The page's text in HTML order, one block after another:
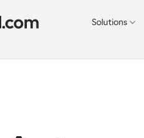
Solutions